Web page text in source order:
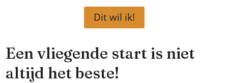
Dit wil ik!
Een vliegende start is niet
altijd het beste!